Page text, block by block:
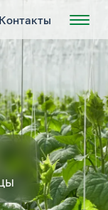
Контакты